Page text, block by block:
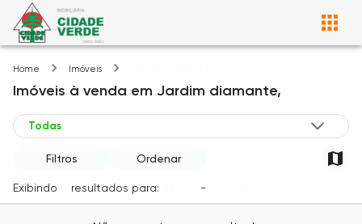
Home Imóveis
Imóveis à venda em Jardim diamante,
Filtros Ordenar
Exibindo resultados para: -